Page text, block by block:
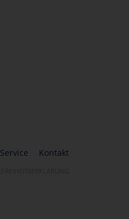
Service Kontakt